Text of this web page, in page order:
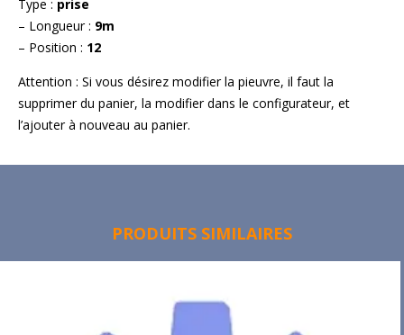
Type : prise
– Longueur : 9m
– Position : 12
Attention : Si vous désirez modifier la pieuvre, il faut la
supprimer du panier, la modifier dans le configurateur, et
l’ajouter à nouveau au panier.
PRODUITS SIMILAIRES